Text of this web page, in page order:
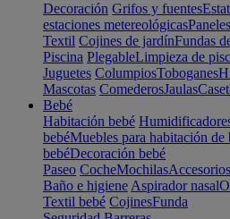
Decoración Grifos y fuentes
estaciones metereológicasPaneles
Textil Cojines de jardínFundas
Piscina PlegableLimpieza de
Juguetes ColumpiosToboganes
Mascotas ComederosJaulas
Bebé
Habitación bebé
bebéMuebles para habitación de
bebéDecoración bebé
Paseo CocheMochilasAccesorios
Baño e higiene Aspirador nasal
Textil bebé CojinesFunda